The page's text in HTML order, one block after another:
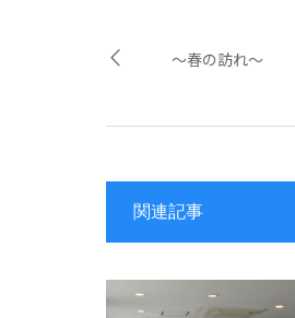
～春の訪れ～
関連記事